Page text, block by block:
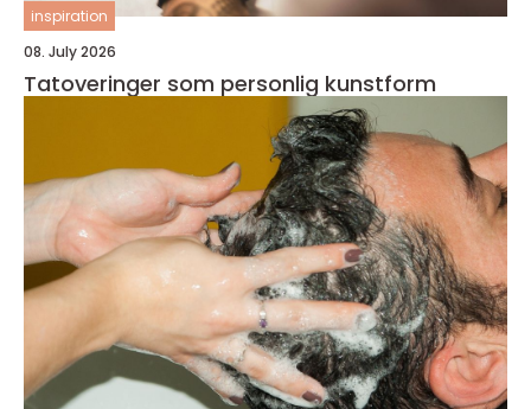
inspiration
08. July 2026
Tatoveringer som personlig kunstform